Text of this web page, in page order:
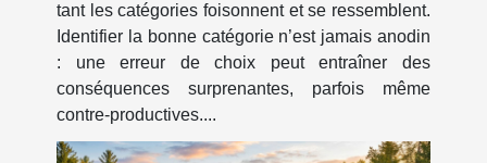
tant les catégories foisonnent et se ressemblent.
Identifier la bonne catégorie n’est jamais anodin
: une erreur de choix peut entraîner des
conséquences surprenantes, parfois même
contre-productives....